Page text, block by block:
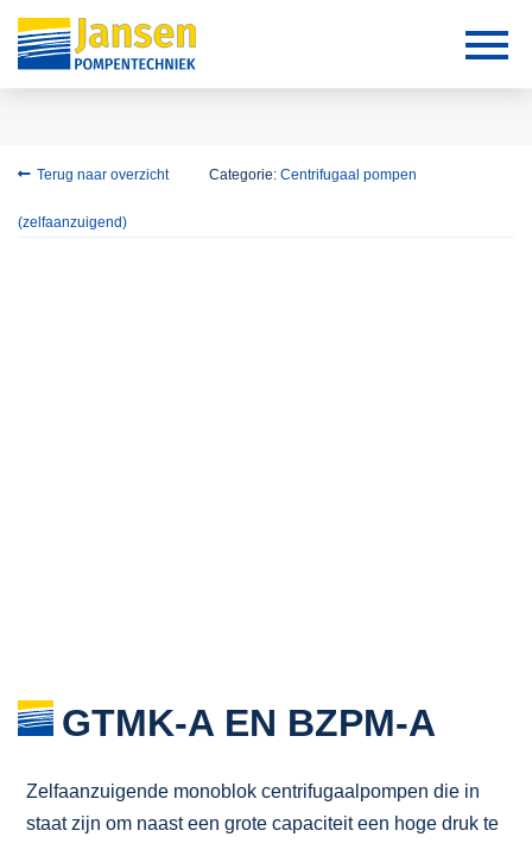
Terug naar overzicht Categorie: Centrifugaal pompen
(zelfaanzuigend)
GTMK-A EN BZPM-A
Zelfaanzuigende monoblok centrifugaalpompen die in
staat zijn om naast een grote capaciteit een hoge druk te